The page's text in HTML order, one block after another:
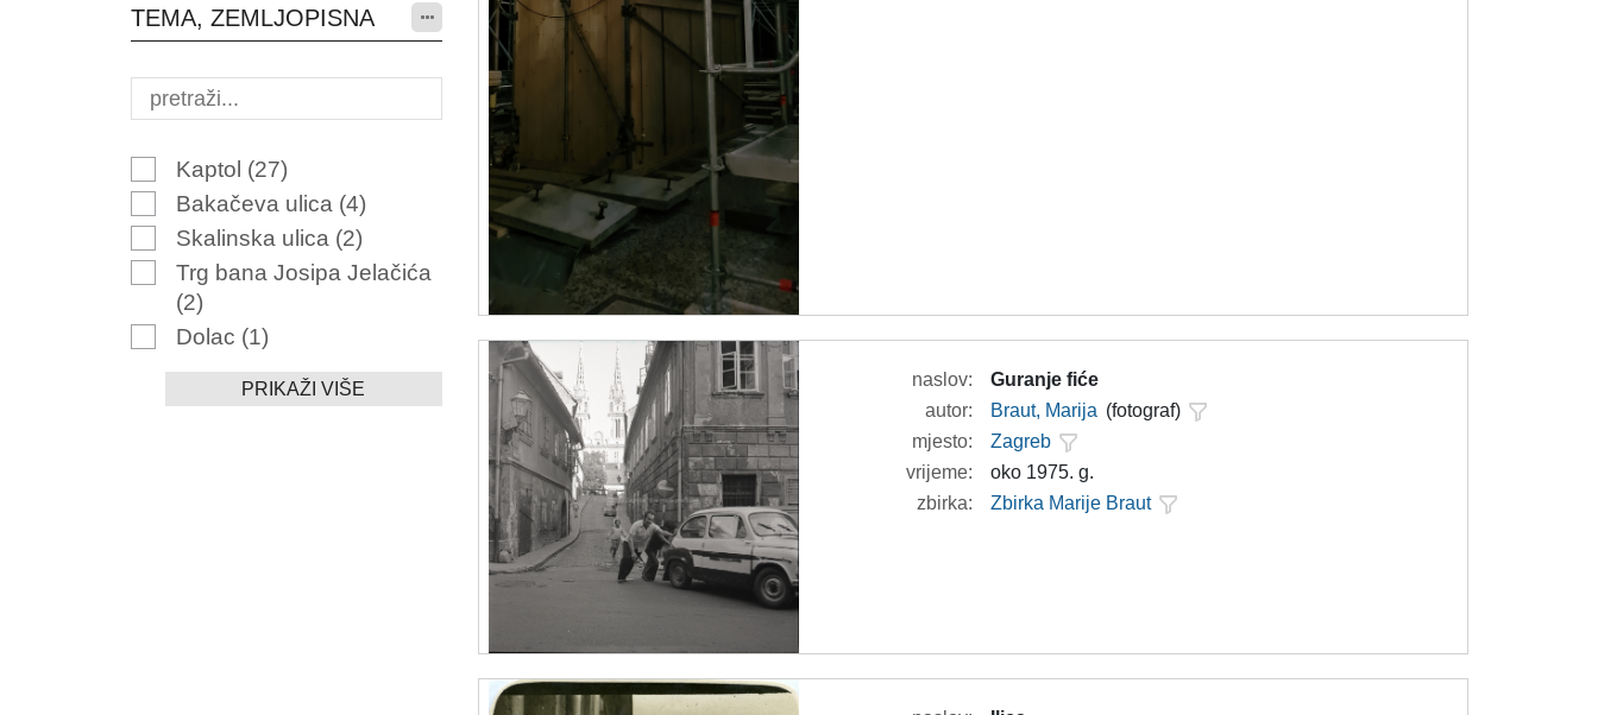
TEMA, ZEMLJOPISNA
Kaptol (27)
Bakačeva ulica (4)
Skalinska ulica (2)
Trg bana Josipa Jelačića
(2)
Dolac (1)
PRIKAŽI VIŠE naslov:
Guranje fiće
autor:
Braut, Marija (fotograf)
mjesto:
Zagreb
vrijeme:
oko 1975. g.
zbirka:
Zbirka Marije Braut